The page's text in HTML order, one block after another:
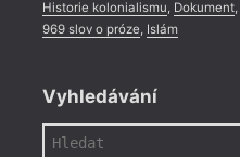
Historie kolonialismu, Dokument,
969 slov o próze, Islám
Vyhledávání